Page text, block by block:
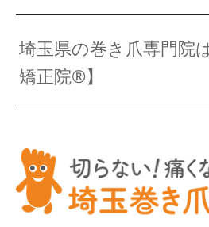
埼玉県の巻き爪専門院
矯正院®︎】
各種お問い合わせ